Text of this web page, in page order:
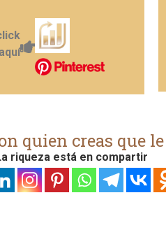
aquí
quien creas que
riqueza está en compartir